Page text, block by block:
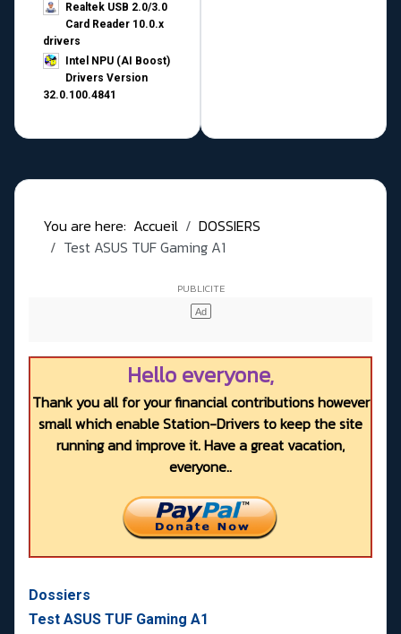
Realtek USB 2.0/3.0
Card Reader 10.0.x
drivers
Intel NPU (AI Boost)
Drivers Version
32.0.100.4841
You are here: Accueil
DOSSIERS
Test ASUS TUF Gaming A1
Hello everyone,
Thank you all for your financial contributions however
small which enable Station-Drivers to keep the site
running and improve it. Have a great vacation,
everyone..
Dossiers
Test ASUS TUF Gaming A1